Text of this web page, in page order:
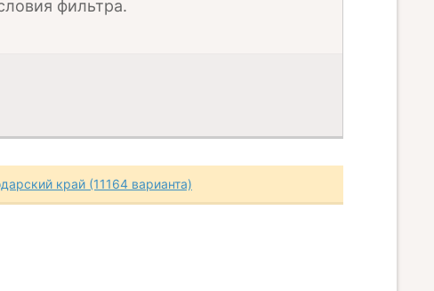
фильтра.
край (11164 варианта)